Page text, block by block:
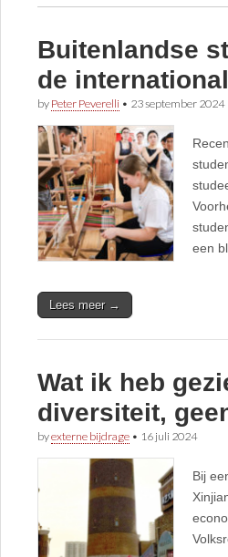
Buitenlandse
de
by Peter Peverelli • 23 september 2024
een
Lees meer →
Wat ik heb
diversiteit,
byexterne bijdrage • 16 juli 2024
Bij